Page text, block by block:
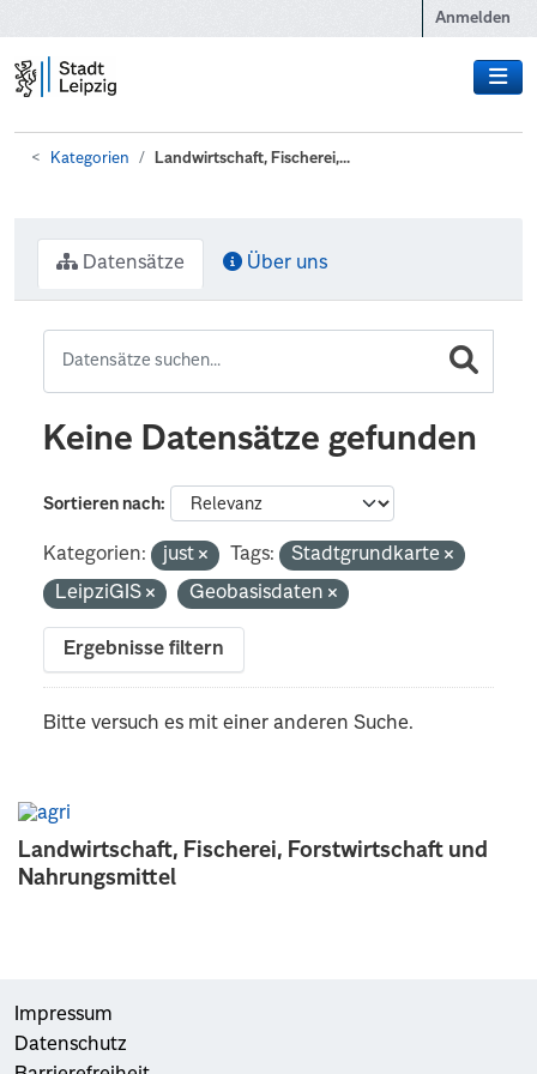
Anmelden
Kategorien Landwirtschaft, Fischerei,...
Landwirtschaft, Fischerei, Forstwirtschaft und
Nahrungsmittel
Datensätze Über uns
Keine Datensätze gefunden
Sortieren nach
Kategorien: just Tags:
Stadtgrundkarte
LeipziGIS
Geobasisdaten
Ergebnisse filtern
Bitte versuch es mit einer anderen Suche.
Impressum
Datenschutz